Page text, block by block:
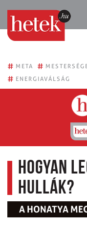
# META #
# ENERGIAVÁLSÁG
Hogyan
hullák?
A HONATYA